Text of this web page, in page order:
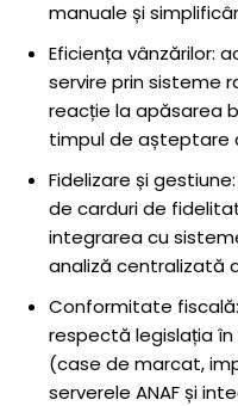
manuale și
Eficiența vânzărilor:
servire prin sisteme
reacție la apăsarea
timpul de așteptare
Fidelizare și
de carduri de
integrarea cu
analiză centralizată
Conformitate
respectă legislația
(case de marcat,
serverele ANAF și